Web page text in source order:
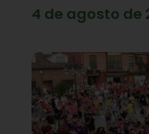
4 de agosto de